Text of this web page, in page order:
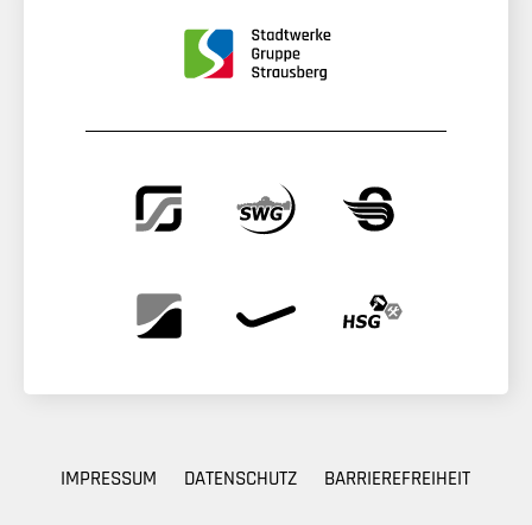
IMPRESSUM DATENSCHUTZ BARRIEREFREIHEIT